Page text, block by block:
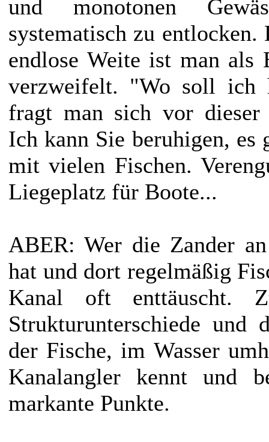
und monotonen
systematisch zu entlocken.
endlose Weite ist man als
verzweifelt. "Wo soll ich
fragt man sich vor dieser
Ich kann Sie beruhigen,
mit vielen Fischen.
Liegeplatz für Boote...
ABER: Wer die Zander
hat und dort regelmäßig
Kanal oft enttäuscht.
Strukturunterschiede und
der Fische, im Wasser
Kanalangler kennt und
markante Punkte.